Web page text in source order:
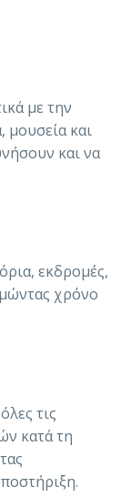
με την
μουσεία και
και να
εκδρομές,
χρόνο
τις
κατά τη